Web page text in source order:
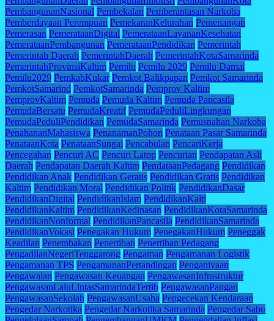
PembangunanNasional Pembekalan Pemberantasan Narkoba
Pemberdayaan Perempuan PemekaranKelurahan Pemenangan
Pemerasan PemerataanDigital PemerataanLayananKesehatan
PemerataanPembangunan PemerataanPendidikan Pemerintah
Pemerintah Daerah PemerintahDaerah PemerintahKotaSamarinda
PemerintahProvinsiKaltim Pemilu Pemilu 2029 Pemilu Damai
Pemilu2029 PemkabKukar Pemkot Balikpapan Pemkot Samarinda
PemkotSamarind PemkotSamarinda Pemprov Kaltim
PemprovKaltim Pemuda Pemuda Kaltim Pemuda Pancasila
PemudaBersatu PemudaKreatif PemudaPeduliLingkungan
PemudaPeduliPendidikan PemudaSamarinda Pemusnahan Narkoba
PenahananMahasiswa PenanamanPohon Penataan Pasar Samarinda
PenataanKota PenataanSungai Pencabulan PencariKerja
Pencegahan Pencuri AC Pencuri Latop Pencurian Pendapatan Asli
Daerah Pendapatan Daerah Kaltim PendataanPedagang Pendidikan
Pendidikan Anak Pendidikan Geratis Pendidikan Gratis Pendidikan
Kaltim Pendidikan Moral Pendidikan Politik PendidikanDasar
PendidikanDigital PendidikanIslam PendidikanKalti
PendidikanKaltim PendidikanKedinasan PendidikanKotaSamarinda
PendidikanNonformal PendidikanPancasila PendidikanSamarinda
PendidikanVokasi Penegakan Hukum PenegakanHukum Peneggak
Keadilan Penembakan Penertiban Penertiban Pedagang
PengadilanNegeriTenggarong Pengaman Pengamanan Logistik
Pengamanan TPS PengamananPertandingan Penganiyaan
Pengawalan Pengawasan Keuangan PengawasanInfrastruktur
PengawasanLaluLintasSamarindaTertib PengawasanPangan
PengawasanSekolah PengawasanUsaha Pengecekan Kendaraan
Pengedar Narkotika Pengedar Narkotika Samarinda Pengedar Sabu